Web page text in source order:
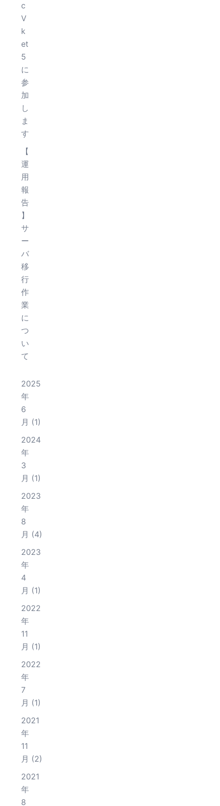
c
V
k
et
5
に
参
加
し
ま
す
【
運
用
報
告
】
サ
ー
バ
移
行
作
業
に
つ
い
て
2025
年
6
月 (1)
2024
年
3
月 (1)
2023
年
8
月 (4)
2023
年
4
月 (1)
2022
年
11
月 (1)
2022
年
7
月 (1)
2021
年
11
月 (2)
2021
年
8